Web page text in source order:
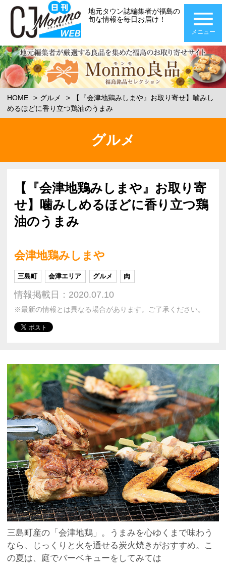
地元タウン誌編集者が福島の
旬な情報を毎日お届け！
メニュー
HOME グルメ
【『会津地鶏みしまや』お取り寄せ】噛みし
めるほどに香り立つ鶏油のうまみ
グルメ
【『会津地鶏みしまや』お取り寄
せ】噛みしめるほどに香り立つ鶏
油のうまみ
会津地鶏みしまや
三島町 会津エリア グルメ 肉
情報掲載日：2020.07.10
※最新の情報とは異なる場合があります。ご了承ください。
三島町産の「会津地鶏」。うまみを心ゆくまで味わう
なら、じっくりと火を通せる炭火焼きがおすすめ。こ
の夏は、庭でバーベキューをしてみては